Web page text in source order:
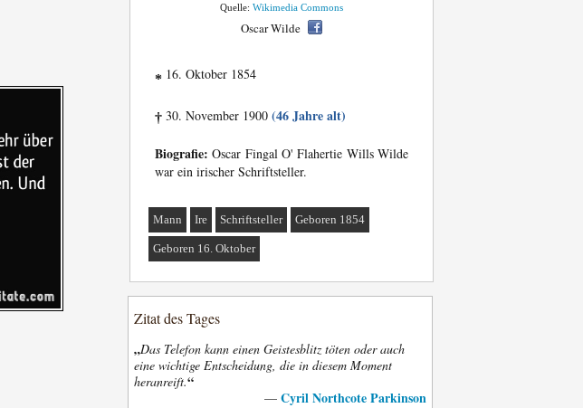
Quelle: Wikimedia Commons
Oscar Wilde
* 16. Oktober 1854
† 30. November 1900 (46 Jahre alt)
Biografie: Oscar Fingal O' Flahertie Wills Wilde
war ein irischer Schriftsteller.
Mann Ire Schriftsteller Geboren 1854
Geboren 16. Oktober
Zitat des Tages
„Das Telefon kann einen Geistesblitz töten oder auch
eine wichtige Entscheidung, die in diesem Moment
heranreift.“
— Cyril Northcote Parkinson